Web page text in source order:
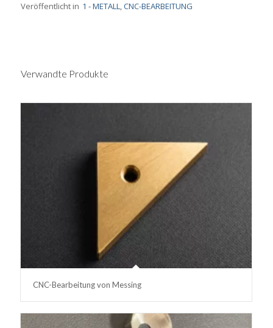
Veröffentlicht in 1 - METALL,CNC-BEARBEITUNG
Verwandte Produkte
CNC-Bearbeitung von Messing